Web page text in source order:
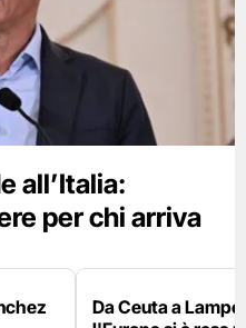
all’Italia:
per chi arriva
Da Ceuta a